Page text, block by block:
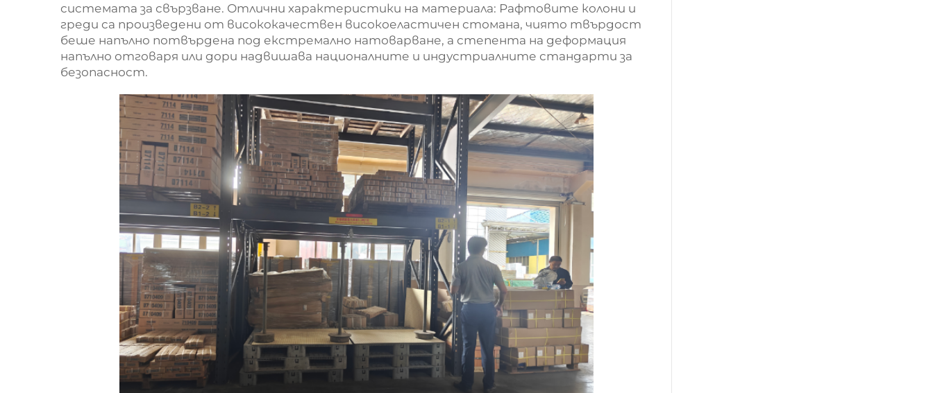
системата за свързване. Отлични характеристики на материала: Рафтовите колони и
греди са произведени от висококачествен високоеластичен стомана, чиято твърдост
беше напълно потвърдена под екстремално натоварване, а степента на деформация
напълно отговаря или дори надвишава националните и индустриалните стандарти за
безопасност.